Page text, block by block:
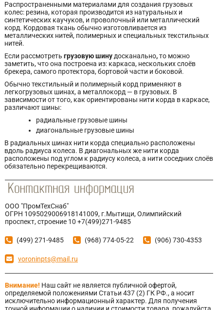
Распространенными материалами для создания грузовых
колес: резина, которая производится из натуральных и
синтетических каучуков, и проволочный или металлический
корд. Кордовая ткань обычно изготовливается из
металлических нитей, полимерных и специальных текстильных
нитей.
Если рассмотреть грузовую шину досканально,то можно
заметить, что она построена из: каркаса, нескольких слоёв
брекера, самого протектора, бортовой части и боковой.
Обычно текстильный и полимерный корд применяют в
легкогрузовых шинах, а металлокорд — в грузовых. В
зависимости от того, как ориентированы нити корда в каркасе,
различают шины:
радиальные грузовые шины
диагональные грузовые шины
В радиальных шинах нити корда специально расположены
вдоль радиуса колеса. В диагональных же нити корда
расположены под углом к радиусу колеса, а нити соседних слоёв
обязательно перекрещиваются.
ООО "ПромТехСнаб"
ОГРН 1095029006918141009, г.Мытищи, Олимпийский
проспект, строение 10 +7(499)271-9485
(499) 271-9485 (968) 774-05-22 (906) 730-4353
voroninpts@mail.ru
Внимание! Наш сайт не является публичной офертой,
определяемой положениями Статьи 437 (2) ГК РФ., а носит
исключительно информационный характер. Для получения